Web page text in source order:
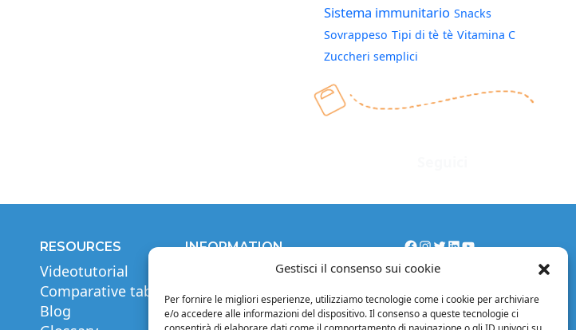
Gestisci il consenso sui cookie
Per fornire le migliori esperienze, utilizziamo tecnologie come i cookie per archiviare
e/o accedere alle informazioni del dispositivo. Il consenso a queste tecnologie ci
Sistema immunitario Snacks
Sovrappeso Tipi di tè tè Vitamina C
Zuccheri semplici
RESOURCES
Videotutorial
Comparative table
Blog
INFORMATION
Privacy Policy
Selling conditions
Facebook InstagramTwitter LinkedIn YouTube